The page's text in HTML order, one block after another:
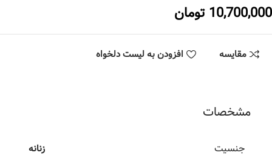
10,700,000 تومان
مقایسه افزودن به لیست دلخواه
مشخصات
جنسیت زنانه